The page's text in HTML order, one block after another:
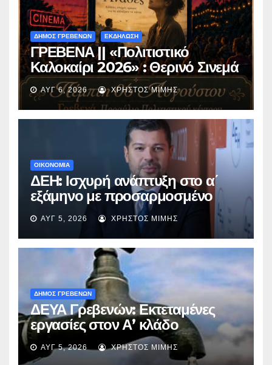
ΔΗΜΟΣ ΓΡΕΒΕΝΩΝ ΕΚΔΗΛΩΣΗ
ΓΡΕΒΕΝΑ || «Πολιτιστικό
Καλοκαίρι 2026» : Θερινό Σινεμά
με την βραβευμένη ταινία
«Μικρές Ανάσες».
ΑΥΓ 6, 2026 ΧΡΉΣΤΟΣ ΜΊΜΗΣ
ΟΙΚΟΝΟΜΙΑ
ΔΕΗ: Ισχυρή ανάπτυξη στο α΄
εξάμηνο με προσαρμοσμένο
EBITDA στα €1,2 δισ.
ΑΥΓ 5, 2026 ΧΡΉΣΤΟΣ ΜΊΜΗΣ
ΔΗΜΟΣ ΓΡΕΒΕΝΩΝ
ΔΕΥΑ Γρεβενών: Εκτεταμένες
εργασίες στον Α’ κλάδο
ύδρευσης – Ποιες περιοχές
επηρεάζονται την Πέμπτη
ΑΥΓ 5, 2026 ΧΡΉΣΤΟΣ ΜΊΜΗΣ